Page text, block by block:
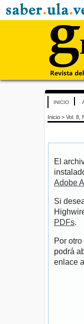
INICIO
Inicio > Vol. 8,
El
Adobe
Si
PDFs.
Por
podrá
enlace